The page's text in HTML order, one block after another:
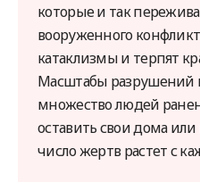
которые и так
вооруженного
катаклизмы и терпят
Масштабы разрушений
множество людей
оставить свои дома
число жертв растет с